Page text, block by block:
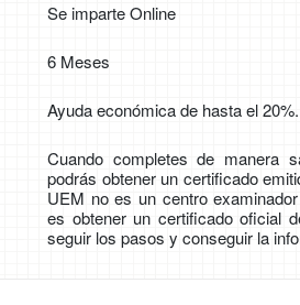
Se imparte Online
6 Meses
Ayuda económica de hasta el 20%.
Cuando completes de manera
podrás obtener un certificado
UEM no es un centro
es obtener un certificado oficial
seguir los pasos y conseguir la